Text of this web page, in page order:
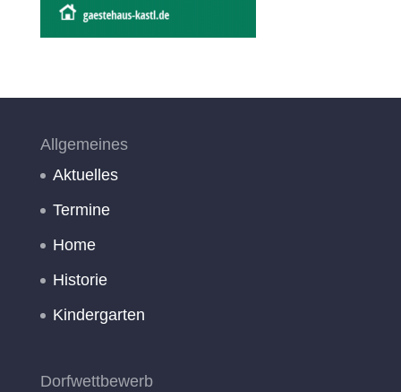
Allgemeines
Aktuelles
Termine
Home
Historie
Kindergarten
Dorfwettbewerb